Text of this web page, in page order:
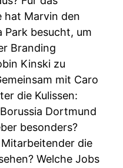
hat Marvin den
Park besucht, um
Branding
Kinski zu
mit Caro
die Kulissen:
Dortmund
besonders?
die
Welche Jobs